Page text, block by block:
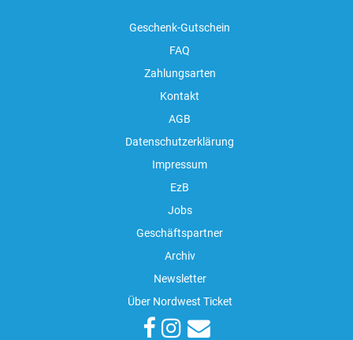
Geschenk-Gutschein
FAQ
Zahlungsarten
Kontakt
AGB
Datenschutzerklärung
Impressum
EzB
Jobs
Geschäftspartner
Archiv
Newsletter
Über Nordwest Ticket